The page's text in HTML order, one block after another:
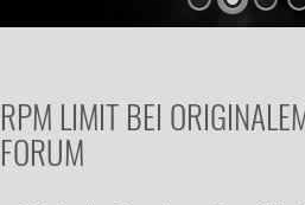
RPM LIMIT BEI
FORUM